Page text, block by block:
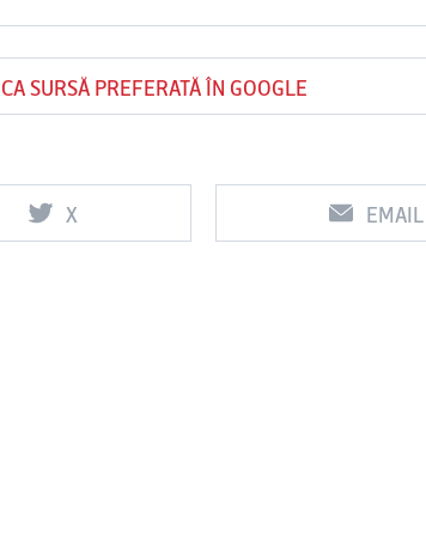
CA SURSĂ PREFERATĂ ÎN GOOGLE
X EMAIL
UTA Arad
Vs
Rapid